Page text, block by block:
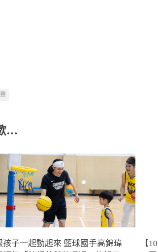
…
孩子一起動起來 籃球國手高錦瑋
【